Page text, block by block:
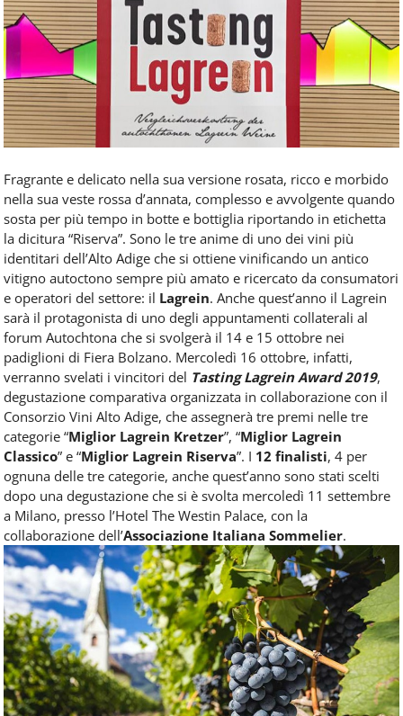
Service
e
tutte
le
novità
del
comparto
Fragrante e delicato nella sua versione rosata, ricco e morbido
nella sua veste rossa d’annata, complesso e avvolgente quando
sosta per più tempo in botte e bottiglia riportando in etichetta
la dicitura “Riserva”. Sono le tre anime di uno dei vini più
identitari dell’Alto Adige che si ottiene vinificando un antico
vitigno autoctono sempre più amato e ricercato da consumatori
e operatori del settore: il Lagrein. Anche quest’anno il Lagrein
sarà il protagonista di uno degli appuntamenti collaterali al
forum Autochtona che si svolgerà il 14 e 15 ottobre nei
padiglioni di Fiera Bolzano. Mercoledì 16 ottobre, infatti,
verranno svelati i vincitori del Tasting Lagrein Award 2019,
degustazione comparativa organizzata in collaborazione con il
Consorzio Vini Alto Adige, che assegnerà tre premi nelle tre
categorie “Miglior Lagrein Kretzer”, “Miglior Lagrein
Classico” e “Miglior Lagrein Riserva”. I 12 finalisti, 4 per
ognuna delle tre categorie, anche quest’anno sono stati scelti
dopo una degustazione che si è svolta mercoledì 11 settembre
a Milano, presso l’Hotel The Westin Palace, con la
collaborazione dell’Associazione Italiana Sommelier.